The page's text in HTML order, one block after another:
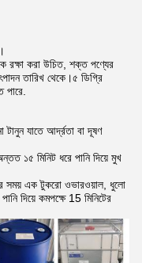
করা উচিত, শক্ত পণ্যের
তারিখ থেকে।৫ ডিগ্রি
পারে.
টানুন যাতে আর্দ্রতা বা দূষণ
১৫ মিনিট ধরে পানি দিয়ে মুখ
সময় এক টুকরো ওভারওয়াল, ধুলো
দিয়ে কমপক্ষে 15 মিনিটের